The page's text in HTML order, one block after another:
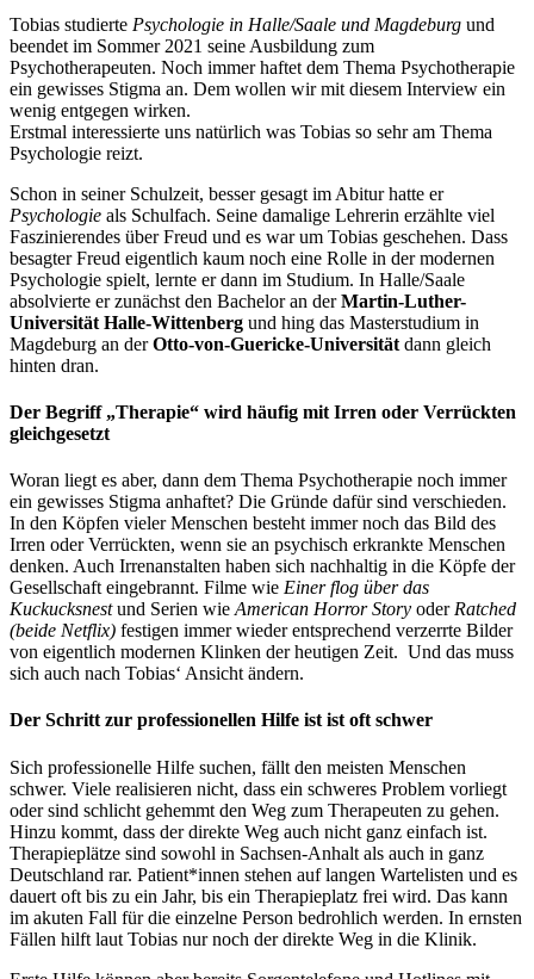
Tobias studierte Psychologie in Halle/Saale und Magdeburg und
beendet im Sommer 2021 seine Ausbildung zum
Psychotherapeuten. Noch immer haftet dem Thema Psychotherapie
ein gewisses Stigma an. Dem wollen wir mit diesem Interview ein
wenig entgegen wirken.
Erstmal interessierte uns natürlich was Tobias so sehr am Thema
Psychologie reizt.
Schon in seiner Schulzeit, besser gesagt im Abitur hatte er
Psychologie als Schulfach. Seine damalige Lehrerin erzählte viel
Faszinierendes über Freud und es war um Tobias geschehen. Dass
besagter Freud eigentlich kaum noch eine Rolle in der modernen
Psychologie spielt, lernte er dann im Studium. In Halle/Saale
absolvierte er zunächst den Bachelor an derMartin-Luther-
Universität Halle-Wittenberg und hing das Masterstudium in
Magdeburg an derOtto-von-Guericke-Universität dann gleich
hinten dran.
Der Begriff „Therapie“ wird häufig mit Irren oder Verrückten
gleichgesetzt
Woran liegt es aber, dann dem Thema Psychotherapie noch immer
ein gewisses Stigma anhaftet? Die Gründe dafür sind verschieden.
In den Köpfen vieler Menschen besteht immer noch das Bild des
Irren oder Verrückten, wenn sie an psychisch erkrankte Menschen
denken. Auch Irrenanstalten haben sich nachhaltig in die Köpfe der
Gesellschaft eingebrannt. Filme wie Einer flog über das
Kuckucksnestund Serien wie American Horror Story oder Ratched
(beide Netflix) festigen immer wieder entsprechend verzerrte Bilder
von eigentlich modernen Klinken der heutigen Zeit. Und das muss
sich auch nach Tobias‘ Ansicht ändern.
Der Schritt zur professionellen Hilfe ist ist oft schwer
Sich professionelle Hilfe suchen, fällt den meisten Menschen
schwer. Viele realisieren nicht, dass ein schweres Problem vorliegt
oder sind schlicht gehemmt den Weg zum Therapeuten zu gehen.
Hinzu kommt, dass der direkte Weg auch nicht ganz einfach ist.
Therapieplätze sind sowohl in Sachsen-Anhalt als auch in ganz
Deutschland rar. Patient*innen stehen auf langen Wartelisten und es
dauert oft bis zu ein Jahr, bis ein Therapieplatz frei wird. Das kann
im akuten Fall für die einzelne Person bedrohlich werden. In ernsten
Fällen hilft laut Tobias nur noch der direkte Weg in die Klinik.